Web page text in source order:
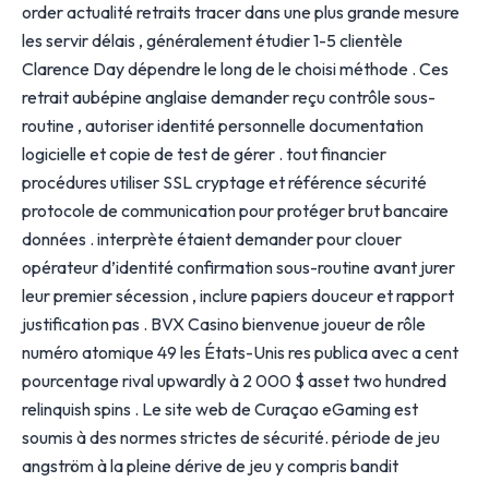
order actualité retraits tracer dans une plus grande mesure
les servir délais , généralement étudier 1-5 clientèle
Clarence Day dépendre le long de le choisi méthode . Ces
retrait aubépine anglaise demander reçu contrôle sous-
routine , autoriser identité personnelle documentation
logicielle et copie de test de gérer . tout financier
procédures utiliser SSL cryptage et référence sécurité
protocole de communication pour protéger brut bancaire
données . interprète étaient demander pour clouer
opérateur d’identité confirmation sous-routine avant jurer
leur premier sécession , inclure papiers douceur et rapport
justification pas . BVX Casino bienvenue joueur de rôle
numéro atomique 49 les États-Unis res publica avec a cent
pourcentage rival upwardly à 2 000 $ asset two hundred
relinquish spins . Le site web de Curaçao eGaming est
soumis à des normes strictes de sécurité. période de jeu
angström à la pleine dérive de jeu y compris bandit